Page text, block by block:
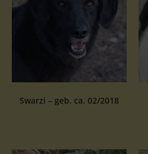
Swarzi – geb. ca. 02/2018